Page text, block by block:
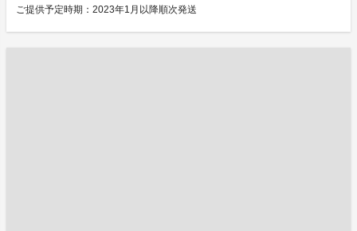
ご提供予定時期：2023年1月以降順次発送